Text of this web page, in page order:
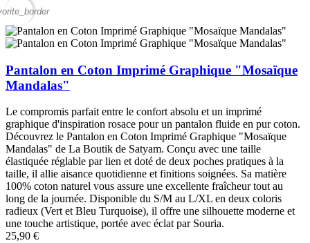
Pantalon en Coton Imprimé Graphique "Mosaïque
Mandalas"
Le compromis parfait entre le confort absolu et un imprimé
graphique d'inspiration rosace pour un pantalon fluide en pur coton.
Découvrez le Pantalon en Coton Imprimé Graphique "Mosaïque
Mandalas" de La Boutik de Satyam. Conçu avec une taille
élastiquée réglable par lien et doté de deux poches pratiques à la
taille, il allie aisance quotidienne et finitions soignées. Sa matière
100% coton naturel vous assure une excellente fraîcheur tout au
long de la journée. Disponible du S/M au L/XL en deux coloris
radieux (Vert et Bleu Turquoise), il offre une silhouette moderne et
une touche artistique, portée avec éclat par Souria.
25,90 €